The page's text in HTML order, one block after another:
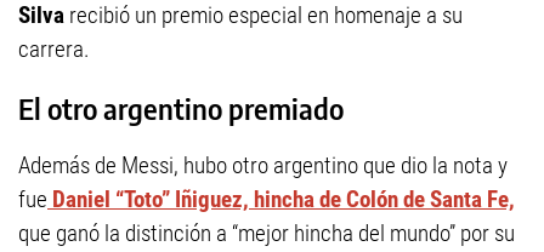
Silva recibió un premio especial en homenaje a su
carrera.
El otro argentino premiado
Además de Messi, hubo otro argentino que dio la nota y
fue Daniel “Toto” Iñiguez, hincha de Colón de Santa Fe,
que ganó la distinción a “mejor hincha del mundo” por su